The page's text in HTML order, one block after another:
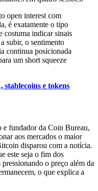
open interest com
é exatamente o tipo
costuma indicar sinais
subir, o sentimento
continua posicionada
um short squeeze
stablecoins e tokens
fundador da Coin Bureau,
aos mercados o maior
disparou com a notícia.
este seja o fim dos
o preço além da
o que explica a